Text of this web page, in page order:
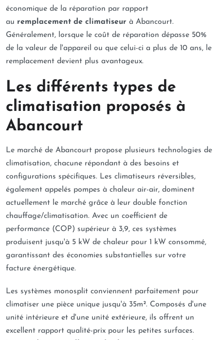
économique de la réparation par rapport
au remplacement de climatiseur à Abancourt.
Généralement, lorsque le coût de réparation dépasse 50%
de la valeur de l'appareil ou que celui-ci a plus de 10 ans, le
remplacement devient plus avantageux.
Les différents types de
climatisation proposés à
Abancourt
Le marché de Abancourt propose plusieurs technologies de
climatisation, chacune répondant à des besoins et
configurations spécifiques. Les climatiseurs réversibles,
également appelés pompes à chaleur air-air, dominent
actuellement le marché grâce à leur double fonction
chauffage/climatisation. Avec un coefficient de
performance (COP) supérieur à 3,9, ces systèmes
produisent jusqu'à 5 kW de chaleur pour 1 kW consommé,
garantissant des économies substantielles sur votre
facture énergétique.
Les systèmes monosplit conviennent parfaitement pour
climatiser une pièce unique jusqu'à 35m². Composés d'une
unité intérieure et d'une unité extérieure, ils offrent un
excellent rapport qualité-prix pour les petites surfaces.